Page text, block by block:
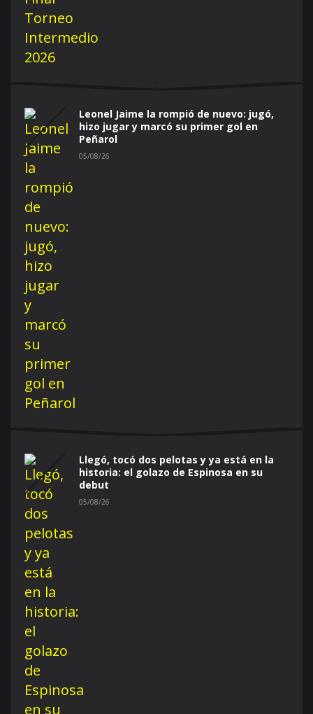
Leonel Jaime la rompió de nuevo: jugó,
hizo jugar y marcó su primer gol en
Peñarol
05/08/26
Llegó, tocó dos pelotas y ya está en la
historia: el golazo de Espinosa en su
debut
05/08/26